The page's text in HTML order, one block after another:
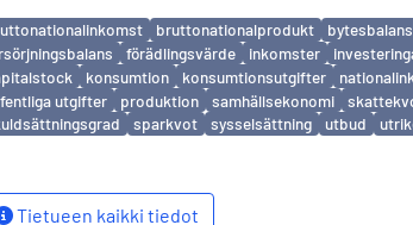
bruttonationalprodukt bytesbalans
förädlingsvärde inkomster
konsumtion konsumtionsutgifter
utgifter
produktion samhällsekonomi
sparkvot sysselsättning utbud
Tietueen kaikki tiedot